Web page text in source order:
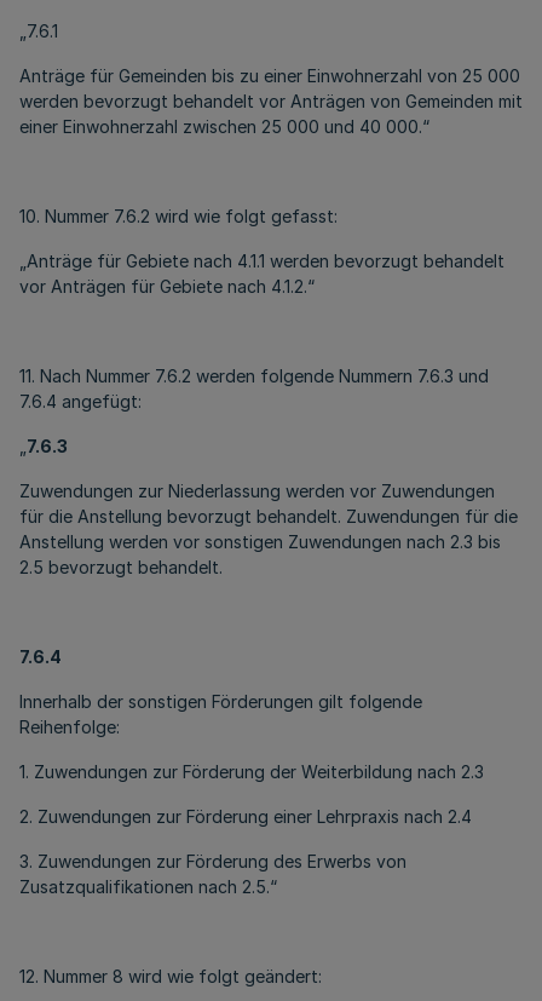
„7.6.1
Anträge für Gemeinden bis zu einer Einwohnerzahl von 25 000
werden bevorzugt behandelt vor Anträgen von Gemeinden mit
einer Einwohnerzahl zwischen 25 000 und 40 000.“
10. Nummer 7.6.2 wird wie folgt gefasst:
„Anträge für Gebiete nach 4.1.1 werden bevorzugt behandelt
vor Anträgen für Gebiete nach 4.1.2.“
11. Nach Nummer 7.6.2 werden folgende Nummern 7.6.3 und
7.6.4 angefügt:
7.6.3
Zuwendungen zur Niederlassung werden vor Zuwendungen
für die Anstellung bevorzugt behandelt. Zuwendungen für die
Anstellung werden vor sonstigen Zuwendungen nach 2.3 bis
2.5 bevorzugt behandelt.
7.6.4
Innerhalb der sonstigen Förderungen gilt folgende
Reihenfolge:
1. Zuwendungen zur Förderung der Weiterbildung nach 2.3
2. Zuwendungen zur Förderung einer Lehrpraxis nach 2.4
3. Zuwendungen zur Förderung des Erwerbs von
Zusatzqualifikationen nach 2.5.“
12. Nummer 8 wird wie folgt geändert: